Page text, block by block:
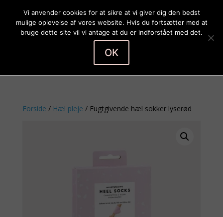
Forside / Hæl pleje / Fugtgivende hæl sokker lyserød
Vi anvender cookies for at sikre at vi giver dig den bedst
mulige oplevelse af vores website. Hvis du fortsætter med at
bruge dette site vil vi antage at du er indforstået med det.
OK